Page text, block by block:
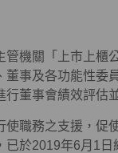
機關「上市上櫃
事及各功能性委
董事會績效評估
職務之支援，促
於2019年6月1